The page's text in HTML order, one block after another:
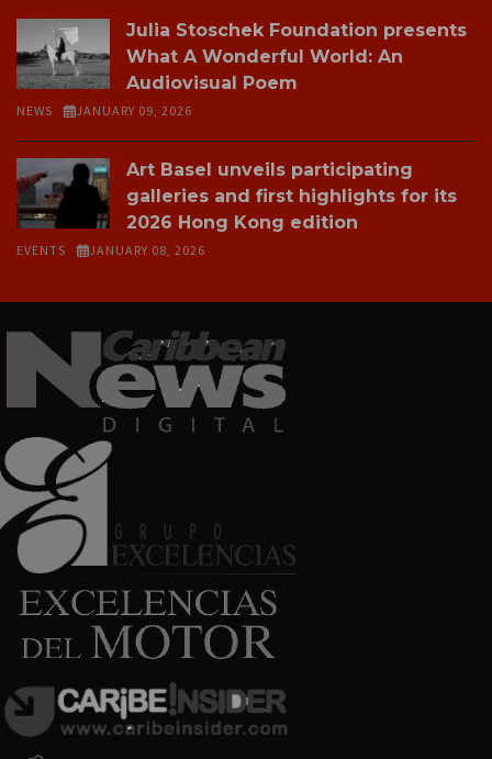
Julia Stoschek Foundation presents
What A Wonderful World: An
Audiovisual Poem
NEWS JANUARY 09, 2026
Art Basel unveils participating
galleries and first highlights for its
2026 Hong Kong edition
EVENTS JANUARY 08, 2026